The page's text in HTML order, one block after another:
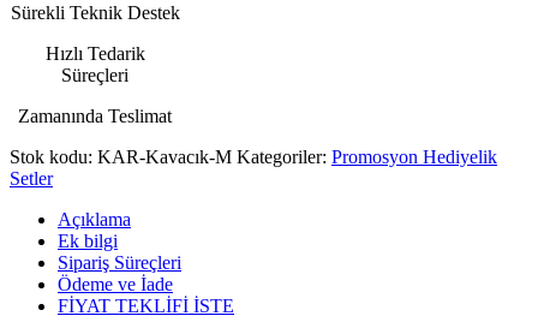
Sürekli Teknik Destek
Hızlı Tedarik
Süreçleri
Zamanında Teslimat
Stok kodu: KAR-Kavacık-M Kategoriler: Promosyon Hediyelik
Setler
Açıklama
Ek bilgi
Sipariş Süreçleri
Ödeme ve İade
FİYAT TEKLİFİ İSTE